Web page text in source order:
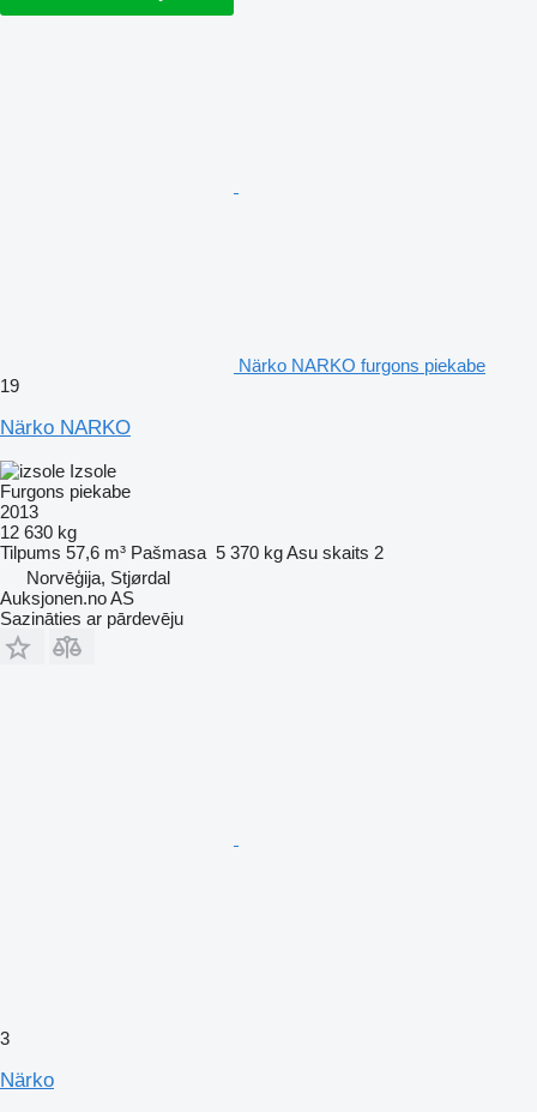
Närko NARKO furgons piekabe
19
Närko NARKO
Izsole
Furgons piekabe
2013
12 630 kg
Tilpums 57,6 m³ Pašmasa 5 370 kgAsu skaits 2
Norvēģija, Stjørdal
Auksjonen.no AS
Sazināties ar pārdevēju
3
Närko